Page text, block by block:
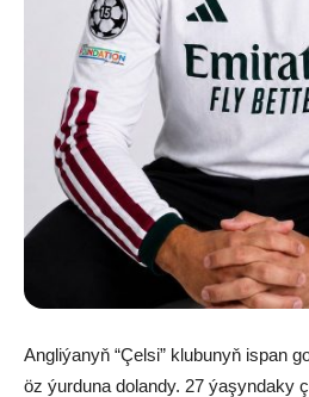
Angliýanyň “Çelsi” klubunyň ispan
öz ýurduna dolandy. 27 ýaşyndaky